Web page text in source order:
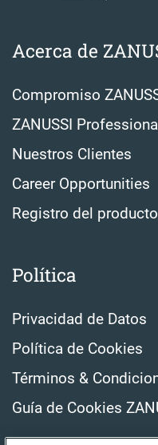
Acerca de
Compromiso
ZANUSSI
Nuestros Clientes
Career Opportunities
Registro del producto
Política
Privacidad de Datos
Política de Cookies
Términos &
Guía de Cookies